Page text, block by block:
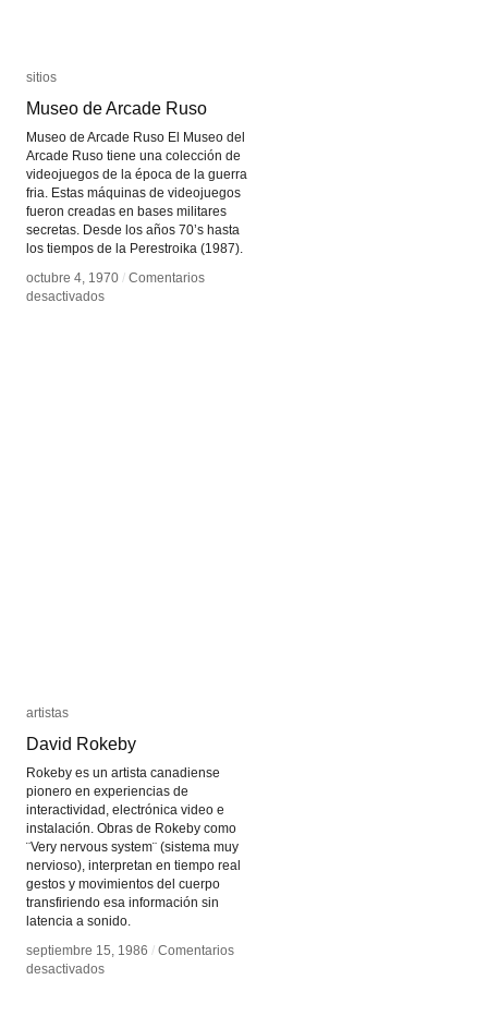
sitios
Museo de Arcade Ruso
Museo de Arcade Ruso El Museo del
Arcade Ruso tiene una colección de
videojuegos de la época de la guerra
fria. Estas máquinas de videojuegos
fueron creadas en bases militares
secretas. Desde los años 70’s hasta
los tiempos de la Perestroika (1987).
octubre 4, 1970 / Comentarios
desactivadosen
sitios
Museo de Arcade Ruso
octubre 4, 1970 / Comentarios
desactivadosen
artistas
David Rokeby
Rokeby es un artista canadiense
pionero en experiencias de
interactividad, electrónica video e
instalación. Obras de Rokeby como
¨Very nervous system¨ (sistema muy
nervioso), interpretan en tiempo real
gestos y movimientos del cuerpo
transfiriendo esa información sin
latencia a sonido.
septiembre 15, 1986 / Comentarios
desactivadosen
artistas
David Rokeby
septiembre 15, 1986 / Comentarios
desactivadosen